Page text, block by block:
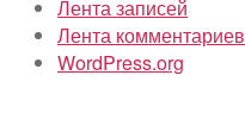
Лента записей
Лента комментариев
WordPress.org